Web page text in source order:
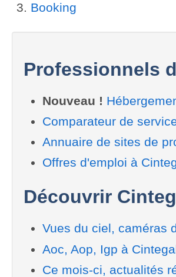
Booking
Professionnels
Nouveau !
Comparateur de
Annuaire de sites de
Offres d'emploi à
Découvrir
Vues du ciel, caméras
Aoc, Aop, Igp à
Ce mois-ci, actualités